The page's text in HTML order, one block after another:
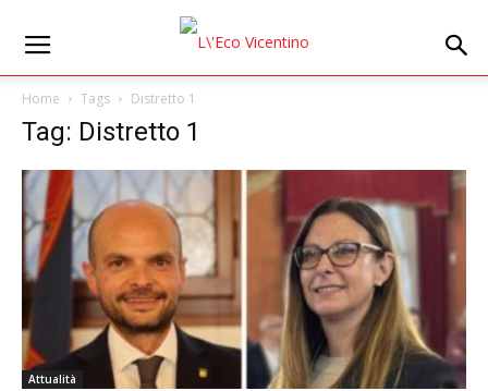
Home Tags Distretto 1
Tag: Distretto 1
Attualità